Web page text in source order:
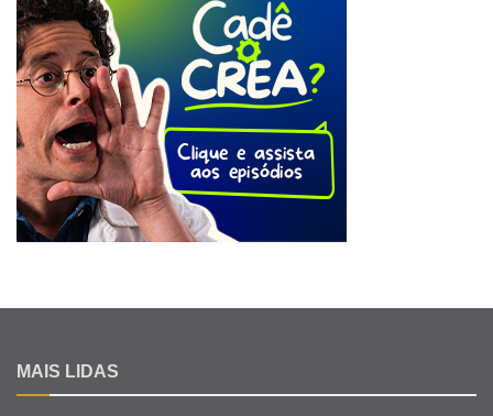
MAIS LIDAS